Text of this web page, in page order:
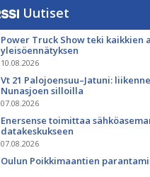
Uutiset
Power Truck Show teki kaikkien
yleisöennätyksen
10.08.2026
Vt 21 Palojoensuu–Jatuni:
Nunasjoen silloilla
07.08.2026
Enersense toimittaa
datakeskukseen
07.08.2026
Oulun Poikkimaantien